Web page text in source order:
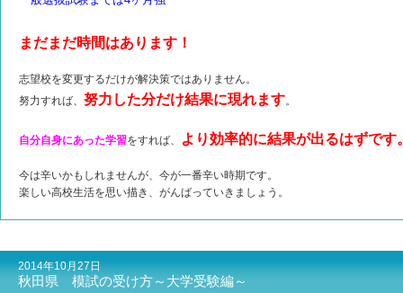
まだまだ時間はあります！
志望校を変更するだけが解決策ではありません。
努力すれば、努力した分だけ結果に現れます。
自分自身にあった学習をすれば、 より効率的に結果が出るはずです
今は辛いかもしれませんが、今が一番辛い時期です。
楽しい高校生活を思い描き、がんばっていきましょう。
2014年10月27日
秋田県 模試の受け方～大学受験編～